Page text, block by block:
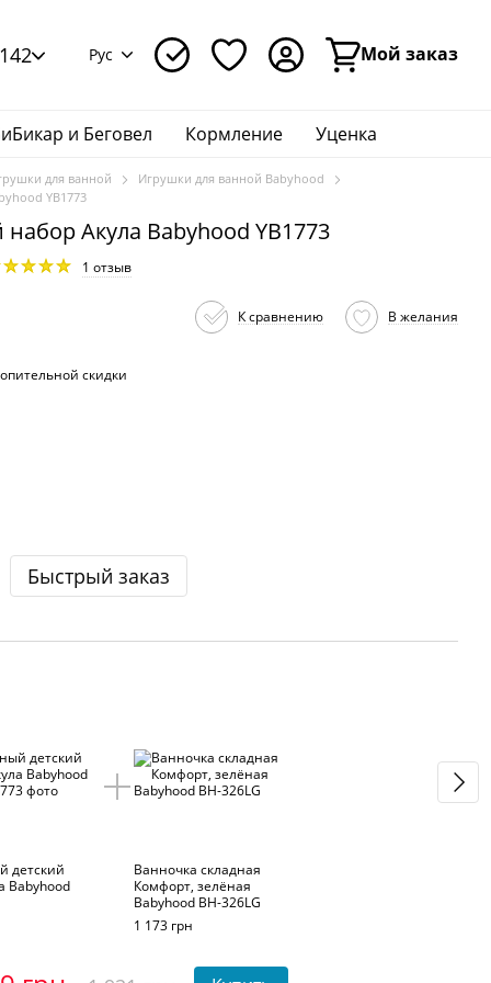
Рус Мой заказ
и Беговел Кормление Уценка
для ванной
Игрушки для ванной Babyhood
YB1773
Акула Babyhood YB1773
1 отзыв
К сравнению В желания
скидки
Быстрый заказ
детский
Babyhood
Ванночка складная
Комфорт, зелёная
Babyhood BH-326LG
1 173 грн